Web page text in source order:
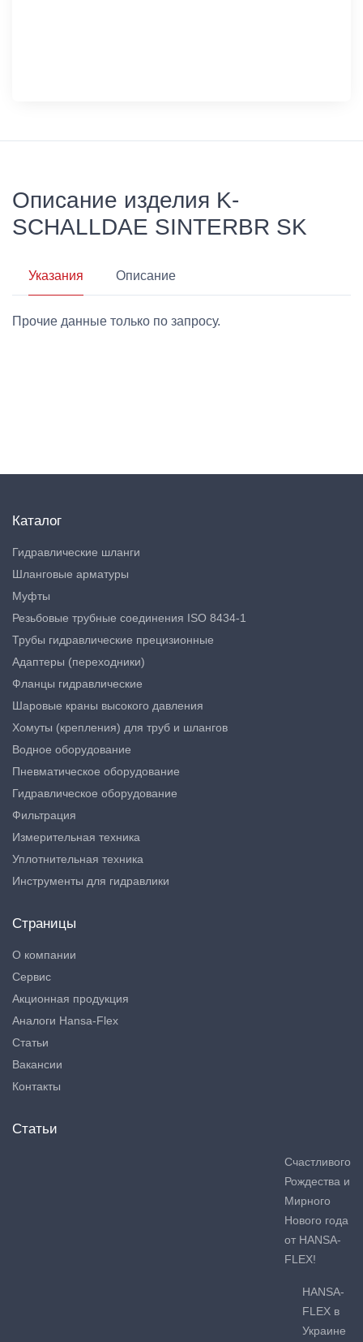
Описание изделия K-
SCHALLDAE SINTERBR SK
Указания Описание
Прочие данные только по запросу.
Каталог
Гидравлические шланги
Шланговые арматуры
Муфты
Резьбовые трубные соединения ISO 8434-1
Трубы гидравлические прецизионные
Адаптеры (переходники)
Фланцы гидравлические
Шаровые краны высокого давления
Хомуты (крепления) для труб и шлангов
Водное оборудование
Пневматическое оборудование
Гидравлическое оборудование
Фильтрация
Измерительная техника
Уплотнительная техника
Инструменты для гидравлики
Страницы
О компании
Сервис
Акционная продукция
Аналоги Hansa-Flex
Статьи
Вакансии
Контакты
Статьи
Счастливого
Рождества и
Мирного
Нового года
от HANSA-
FLEX!
HANSA-
FLEX в
Украине